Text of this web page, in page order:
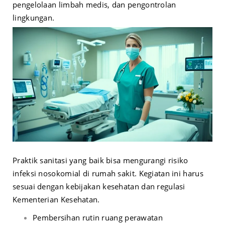
pengelolaan limbah medis, dan pengontrolan
lingkungan.
Praktik sanitasi yang baik bisa mengurangi risiko
infeksi nosokomial di rumah sakit. Kegiatan ini harus
sesuai dengan kebijakan kesehatan dan regulasi
Kementerian Kesehatan.
Pembersihan rutin ruang perawatan